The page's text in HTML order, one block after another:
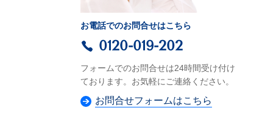
お電話でのお問合せはこちら
0120-019-202
フォームでのお問合せは24時間受け付け
ております。お気軽にご連絡ください。
お問合せフォームはこちら